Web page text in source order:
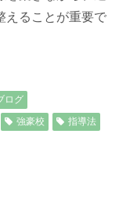
えることが重要で
ログ
強豪校 指導法